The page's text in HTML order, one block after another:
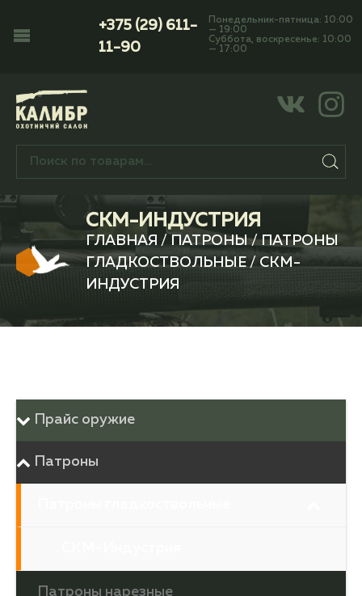
+375 (29) 611-
11-90
Понедельник-пятница: 10:00
— 19:00
Суббота, воскресенье: 10:00
— 17:00
СКМ-ИНДУСТРИЯ
ГЛАВНАЯ / ПАТРОНЫ/ПАТРОНЫ
ГЛАДКОСТВОЛЬНЫЕ/ СКМ-
ИНДУСТРИЯ
Прайс оружие
Патроны
Патроны нарезные